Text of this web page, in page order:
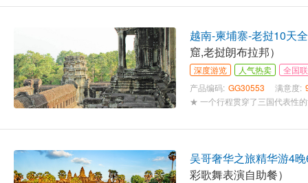
越南-柬埔寨-老挝10天
窟,老挝朗布拉邦）
深度游览 人气热卖
全国
产品编码: GG30553 满意度:
吴哥奢华之旅精华游4
彩歌舞表演自助餐）